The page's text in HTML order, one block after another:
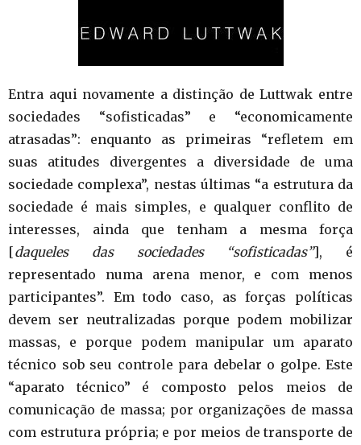
Entra aqui novamente a distinção de Luttwak entre
sociedades “sofisticadas” e “economicamente
atrasadas”: enquanto as primeiras “refletem em
suas atitudes divergentes a diversidade de uma
sociedade complexa”, nestas últimas “a estrutura da
sociedade é mais simples, e qualquer conflito de
interesses, ainda que tenham a mesma força
[daqueles das sociedades “sofisticadas”], é
representado numa arena menor, e com menos
participantes”. Em todo caso, as forças políticas
devem ser neutralizadas porque podem mobilizar
massas, e porque podem manipular um aparato
técnico sob seu controle para debelar o golpe. Este
“aparato técnico” é composto pelos meios de
comunicação de massa; por organizações de massa
com estrutura própria; e por meios de transporte de